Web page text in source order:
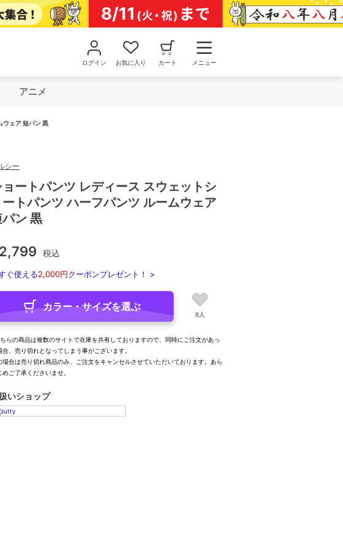
ログイン お気に入り カート メニュー
アニメ
ウェア 短パン 黒
シー
ョートパンツ レディース スウェットシ
ートパンツ ハーフパンツ ルームウェア
ン 黒
2,799 税込
ぐ使える2,000円クーポンプレゼント！ >
カラー・サイズを選ぶ
8人
らの商品は複数のサイトで在庫を共有しておりますので、同時にご注文があっ
合、売り切れとなってしまう事がございます。
場合は売り切れ商品のみ、ご注文をキャンセルさせていただいております。あら
めご了承くださいませ。
いショップ